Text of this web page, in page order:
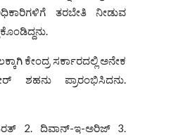
ತರಬೇತಿ ನೀಡುವ
ಕೇಂದ್ರ ಸರ್ಕಾರದಲ್ಲಿ ಅನೇಕ
ಶಹನು ಪ್ರಾರಂಭಿಸಿದನು.
2. ದಿವಾನ್‌-ಇ-ಅರಿಜ್‌ 3.